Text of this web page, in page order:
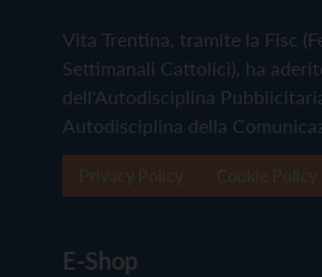
Vita Trentina, tramite la Fisc
Settimanali Cattolici), ha
dell'Autodisciplina
Autodisciplina della
E-Shop